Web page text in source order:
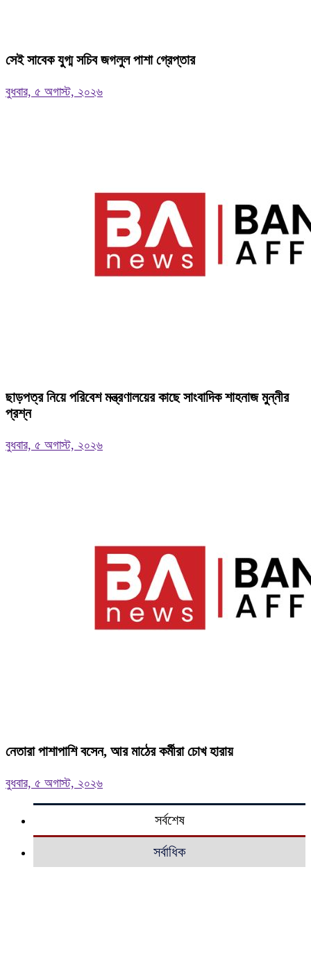
সেই সাবেক যুগ্ম সচিব জগলুল পাশা গ্রেপ্তার
বুধবার, ৫ অগাস্ট, ২০২৬
ছাড়পত্র নিয়ে পরিবেশ মন্ত্রণালয়ের কাছে সাংবাদিক শাহনাজ মুন্নীর
প্রশ্ন
বুধবার, ৫ অগাস্ট, ২০২৬
নেতারা পাশাপাশি বসেন, আর মাঠের কর্মীরা চোখ হারায়
বুধবার, ৫ অগাস্ট, ২০২৬
সর্বশেষ
সর্বাধিক